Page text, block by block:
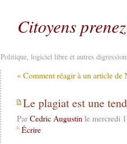
Citoyens
Politique, logiciel libre et autres
« Comment réagir à un article de
Le plagiat est une
ParCedric Augustin le mercredi
Écrire